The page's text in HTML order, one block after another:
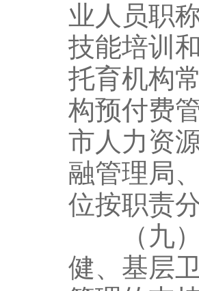
业人员职
技能培训
托育机构
构预付费
市人力资
融管理局
位按职责
（九）
健、基层